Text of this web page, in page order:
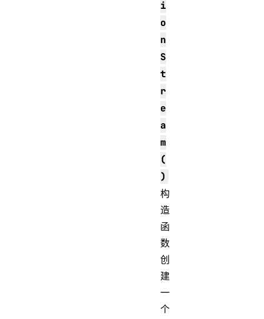
i
o
n
S
t
r
e
a
m
(
)
构
造
函
数
创
建
一
个